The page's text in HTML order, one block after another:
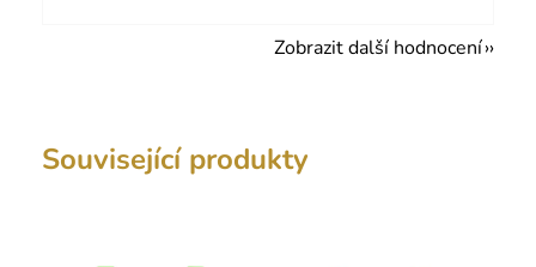
Zobrazit další hodnocení
Související produkty